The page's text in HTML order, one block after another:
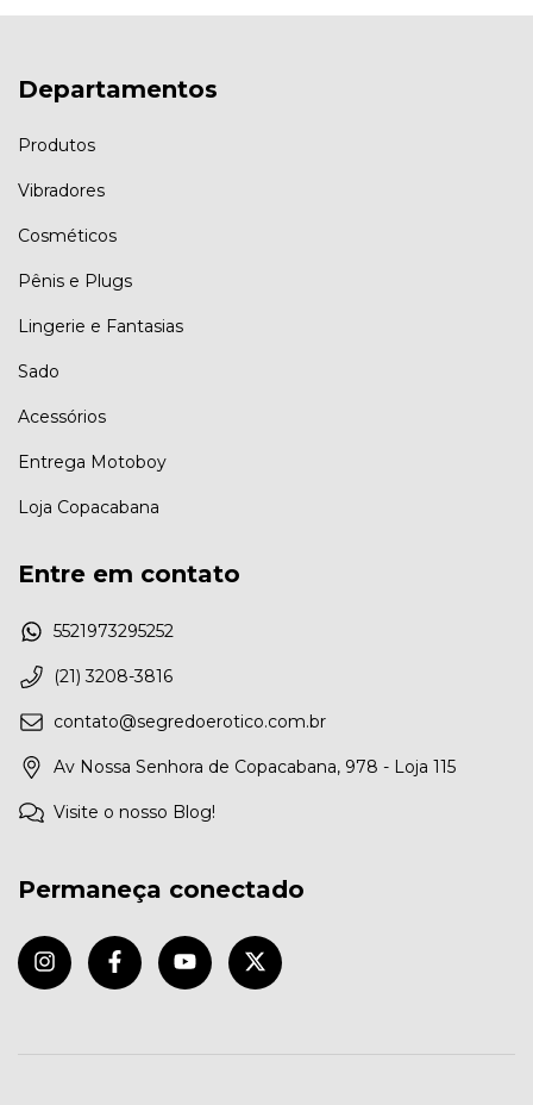
Departamentos
Produtos
Vibradores
Cosméticos
Pênis e Plugs
Lingerie e Fantasias
Sado
Acessórios
Entrega Motoboy
Loja Copacabana
Entre em contato
5521973295252
(21) 3208-3816
contato@segredoerotico.com.br
Av Nossa Senhora de Copacabana, 978 - Loja 115
Visite o nosso Blog!
Permaneça conectado